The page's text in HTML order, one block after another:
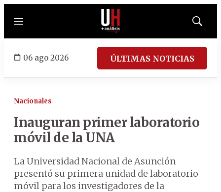
Menú
Mostrar
06 ago 2026 ÚLTIMAS NOTICIAS
Nacionales
Inauguran primer laboratorio
móvil de la UNA
La Universidad Nacional de Asunción
presentó su primera unidad de laboratorio
móvil para los investigadores de la